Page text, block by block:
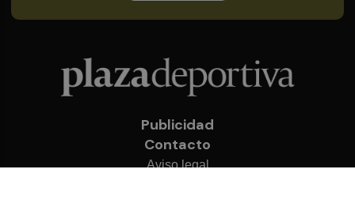
Publicidad
Contacto
Aviso legal